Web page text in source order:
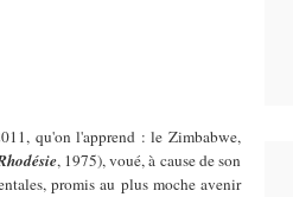
qu'on l'apprend : le Zimbabwe,
, 1975), voué, à cause de son
promis au plus moche avenir